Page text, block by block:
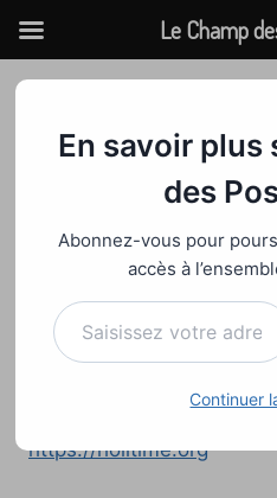
Aller
contenu
La
valorise les
bien-être
holistiques
https://holitime.org
En savoir plus
des
Abonnez-vous pour
accès à
Saisissez votre adresse e-mail…
Continuer
Le Champ